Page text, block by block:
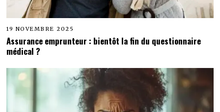
19 NOVEMBRE 2025
Assurance emprunteur : bientôt la fin du questionnaire
médical ?